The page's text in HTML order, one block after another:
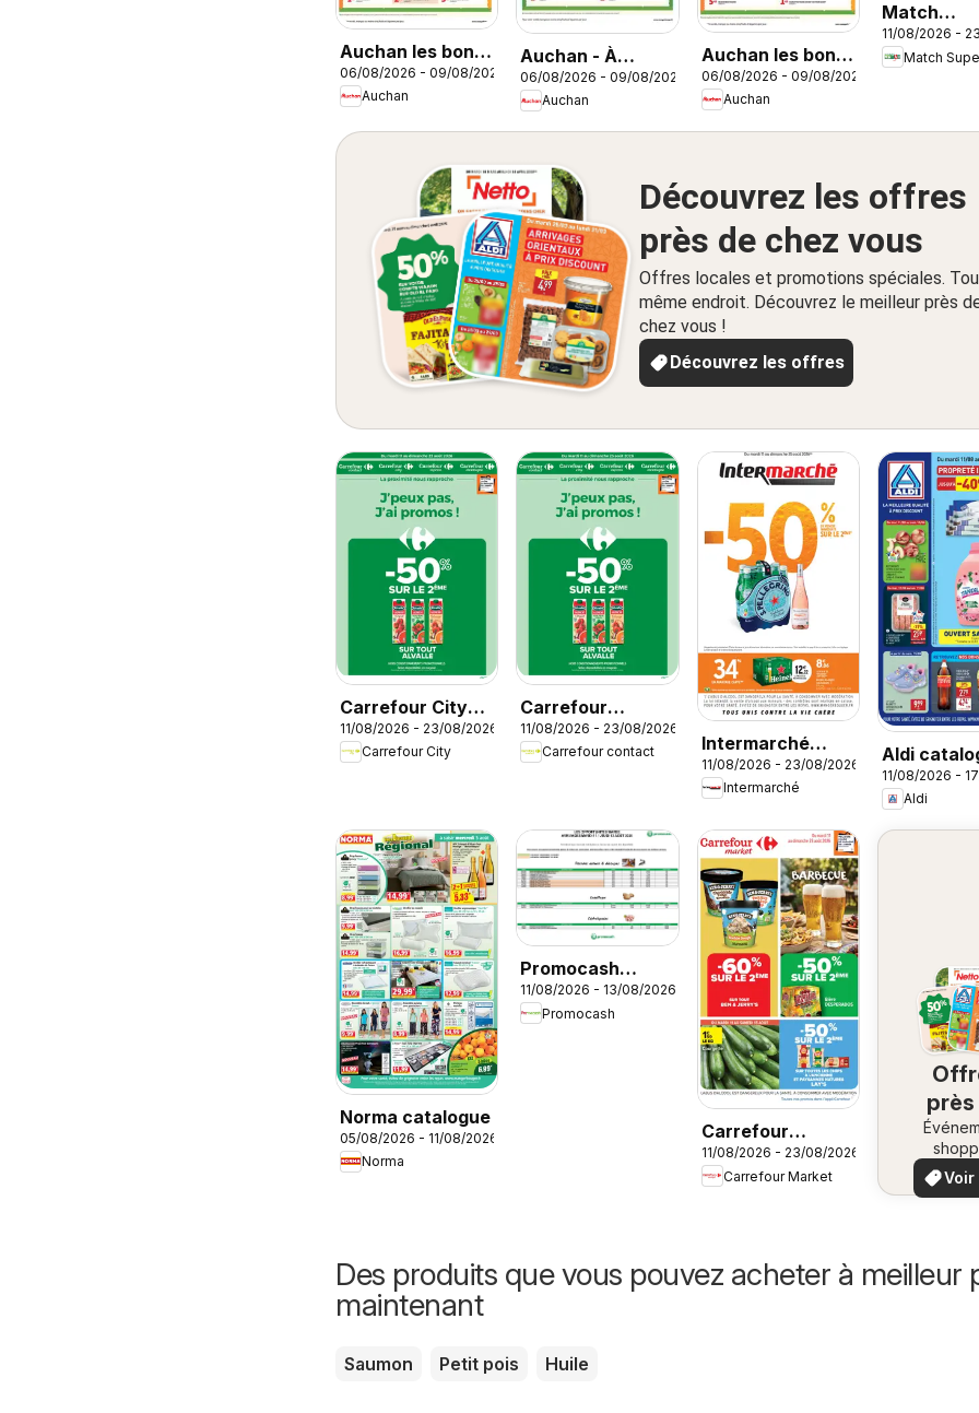
Auchan les bons
plans du week-
end dans votre
hyper
06/08/2026 - 09/08/2026
Auchan
Auchan - À
l'honneur cette
semaine
06/08/2026 - 09/08/2026
Auchan
Auchan les bons
plans du week-
end dans votre
super
06/08/2026 - 09/08/2026
Auchan
Match
catalogue
11/08/2026 -
Match
Découvrez les offres
près de chez vous
Offres locales et promotions spéciales.
même endroit. Découvrez le meilleur près
chez vous !
Découvrez les offres
Carrefour City
catalogue
11/08/2026 - 23/08/2026
Carrefour City
Carrefour
contact
catalogue
11/08/2026 - 23/08/2026
Carrefour contact
Intermarché
catalogue
11/08/2026 - 23/08/2026
Intermarché
Aldi
11/08/2026 -
Aldi
Norma catalogue
05/08/2026 - 11/08/2026
Norma
Promocash
Opportunités
Marée
11/08/2026 - 13/08/2026
Promocash
Carrefour
Market Barbecue
11/08/2026 - 23/08/2026
Carrefour Market
près
locaux
Voir
Des produits que vous pouvez acheter à meilleur
maintenant
Saumon Petit pois Huile